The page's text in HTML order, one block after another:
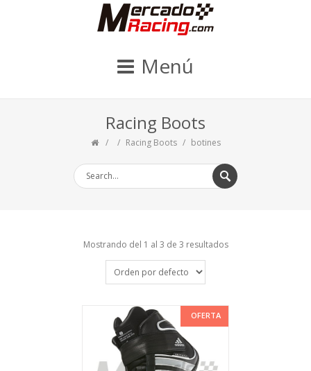
Menú
Racing Boots
Racing Boots botines
Mostrando del 1 al 3 de 3 resultados
OFERTA